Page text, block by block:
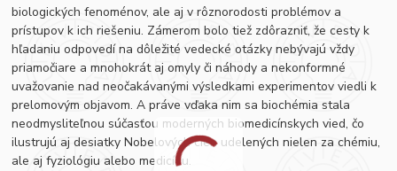
biologických fenoménov, ale aj v rôznorodosti problémov a
prístupov k ich riešeniu. Zámerom bolo tiež zdôrazniť, že cesty k
hľadaniu odpovedí na dôležité vedecké otázky nebývajú vždy
priamočiare a mnohokrát aj omyly či náhody a nekonformné
uvažovanie nad neočakávanými výsledkami experimentov viedli k
prelomovým objavom. A práve vďaka nim sa biochémia stala
neodmysliteľnou súčasťou moderných biomedicínskych vied, čo
ilustrujú aj desiatky Nobelových cien udelených nielen za chémiu,
ale aj fyziológiu alebo medicínu.